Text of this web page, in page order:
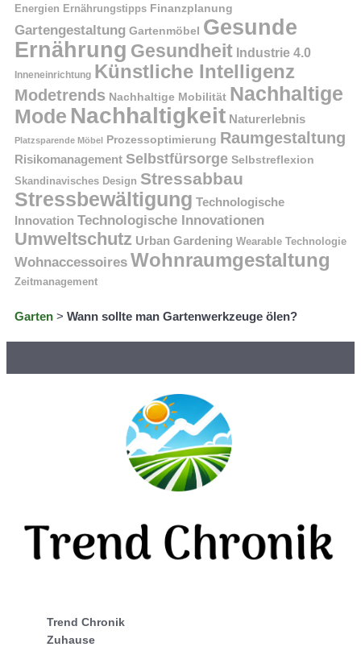
Energien Ernährungstipps Finanzplanung
Gartengestaltung Gartenmöbel Gesunde
Ernährung Gesundheit Industrie 4.0
Inneneinrichtung Künstliche Intelligenz
Modetrends Nachhaltige Mobilität Nachhaltige
Mode Nachhaltigkeit Naturerlebnis
Platzsparende Möbel Prozessoptimierung Raumgestaltung
Risikomanagement Selbstfürsorge Selbstreflexion
Skandinavisches Design Stressabbau
Stressbewältigung Technologische
Innovation Technologische Innovationen
Umweltschutz Urban Gardening Wearable Technologie
Wohnaccessoires Wohnraumgestaltung
Zeitmanagement
Garten > Wann sollte man Gartenwerkzeuge ölen?
Trend Chronik
Zuhause